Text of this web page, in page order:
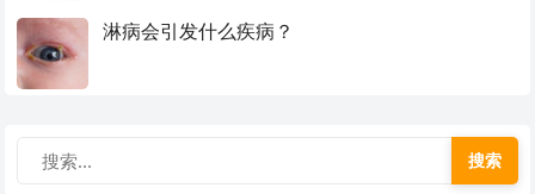
淋病会引发什么疾病？
搜索